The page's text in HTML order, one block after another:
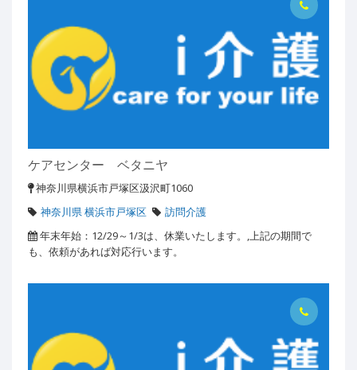
ケアセンター ベタニヤ
神奈川県横浜市戸塚区汲沢町1060
神奈川県 横浜市戸塚区
訪問介護
年末年始：12/29～1/3は、休業いたします。,上記の期間で
も、依頼があれば対応行います。